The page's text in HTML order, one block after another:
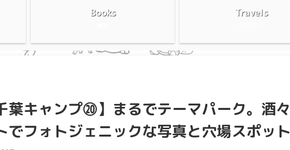
Books Travels
葉キャンプ⑳】まるでテーマパーク。酒々
でフォトジェニックな写真と穴場スポット